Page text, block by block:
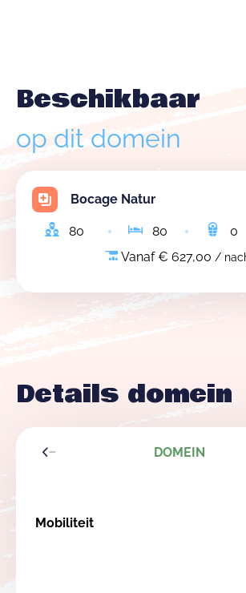
Beschikbaar
op dit domein
Bocage Natur
80 80 0
Vanaf € 627,00 /
Details domein
DOMEIN
Mobiliteit